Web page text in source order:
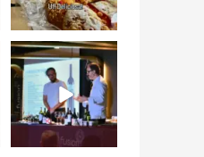
#SoaunFusionMexic
o una noche única
donde España y...
10 0